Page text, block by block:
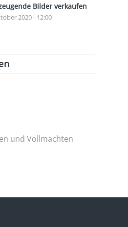
Bilder verkaufen
2020 - 12:00
und Vollmachten